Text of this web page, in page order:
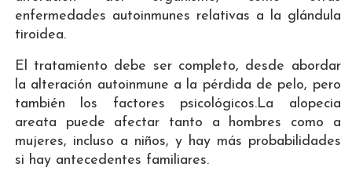
enfermedades autoinmunes relativas a la glándula
tiroidea.
El tratamiento debe ser completo, desde abordar
la alteración autoinmune a la pérdida de pelo, pero
también los factores psicológicos.La alopecia
areata puede afectar tanto a hombres como a
mujeres, incluso a niños, y hay más probabilidades
si hay antecedentes familiares.